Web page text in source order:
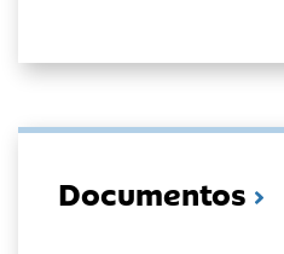
Documentos